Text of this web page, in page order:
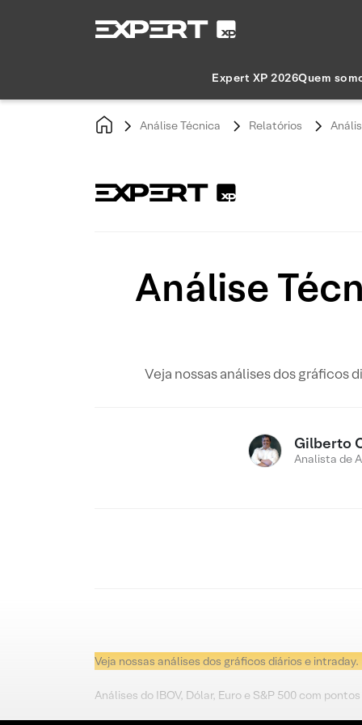
Expert XP 2026Quem
Análise Técnica Relatórios
Análise
Veja nossas análises dos gráficos
Gilberto
Analista de
Veja nossas análises dos gráficos diários e intraday.
Análises do IBOV, Dólar, Euro e S&P 500 com